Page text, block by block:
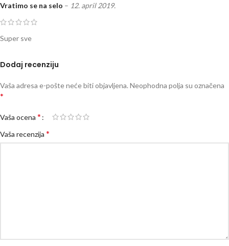
Vratimo se na selo – 12. april 2019.
Super sve
Dodaj recenziju
Vaša adresa e-pošte neće biti objavljena. Neophodna polja su označena
*
Vaša ocena *
Vaša recenzija *